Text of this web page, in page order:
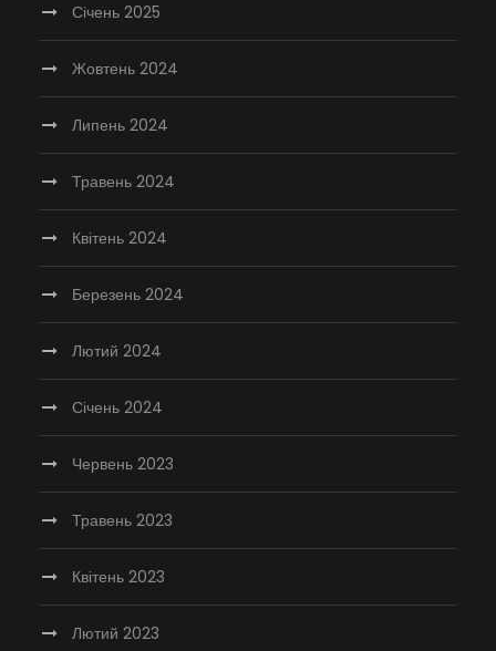
Січень 2025
Жовтень 2024
Липень 2024
Травень 2024
Квітень 2024
Березень 2024
Лютий 2024
Січень 2024
Червень 2023
Травень 2023
Квітень 2023
Лютий 2023